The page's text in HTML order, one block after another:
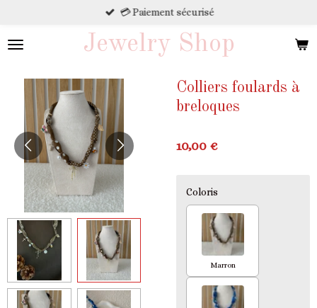
contenu
Jewelry Shop
💳 Paiement sécurisé
Colliers foulards à
breloques
10,00 €
Coloris
Marron